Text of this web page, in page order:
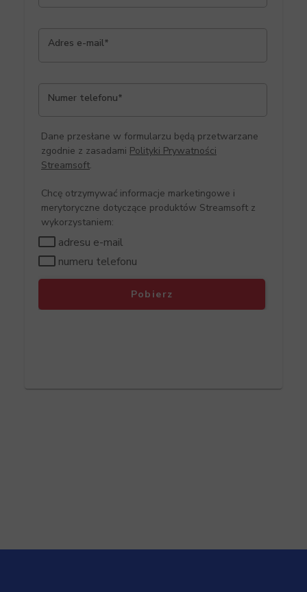
Adres e-mail*
Numer telefonu*
Dane przesłane w formularzu będą przetwarzane
zgodnie z zasadami Polityki Prywatności
Streamsoft.
Chcę otrzymywać informacje marketingowe i
merytoryczne dotyczące produktów Streamsoft z
wykorzystaniem:
adresu e-mail
numeru telefonu